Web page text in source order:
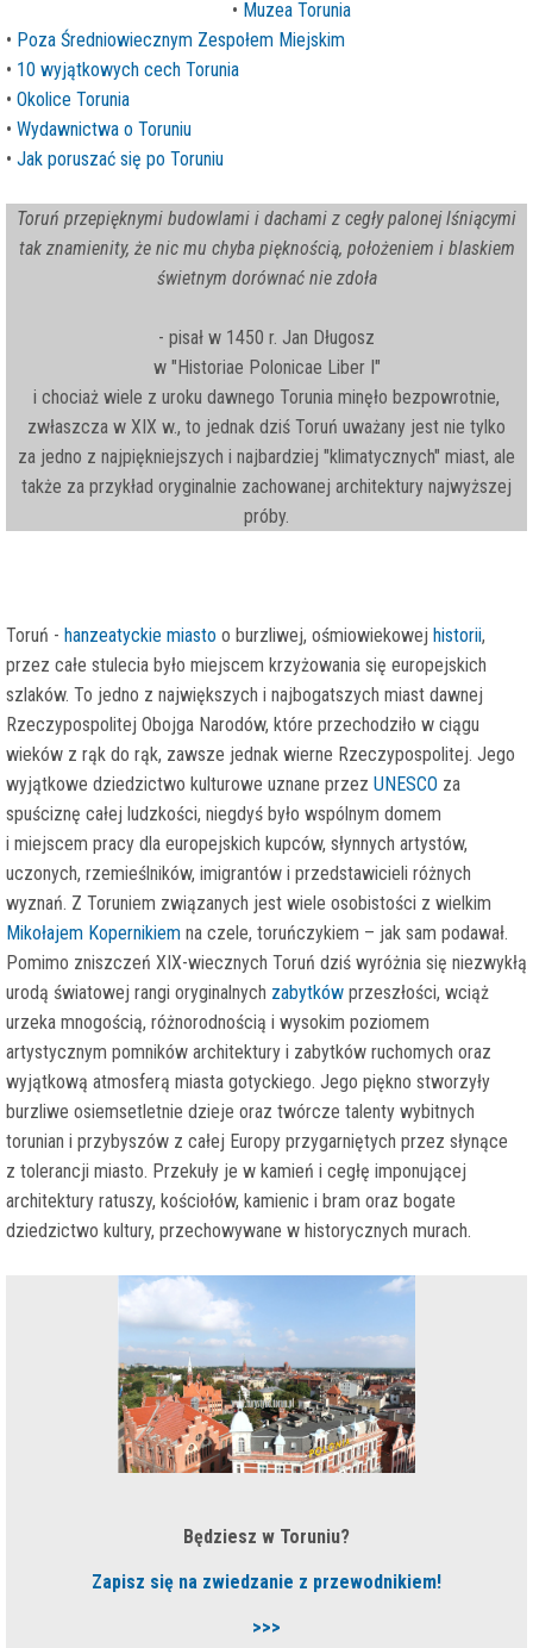
• Muzea Torunia
• Poza Średniowiecznym Zespołem Miejskim
• 10 wyjątkowych cech Torunia
• Okolice Torunia
• Wydawnictwa o Toruniu
• Jak poruszać się po Toruniu
Toruń przepięknymi budowlami i dachami z cegły palonej lśniącymi
tak znamienity, że nic mu chyba pięknością, położeniem i blaskiem
świetnym dorównać nie zdoła
- pisał w 1450 r. Jan Długosz
w "Historiae Polonicae Liber I"
i chociaż wiele z uroku dawnego Torunia minęło bezpowrotnie,
zwłaszcza w XIX w., to jednak dziś Toruń uważany jest nie tylko
za jedno z najpiękniejszych i najbardziej "klimatycznych" miast, ale
także za przykład oryginalnie zachowanej architektury najwyższej
próby.
Toruń - hanzeatyckie miasto o burzliwej, ośmiowiekowej historii,
przez całe stulecia było miejscem krzyżowania się europejskich
szlaków. To jedno z największych i najbogatszych miast dawnej
Rzeczypospolitej Obojga Narodów, które przechodziło w ciągu
wieków z rąk do rąk, zawsze jednak wierne Rzeczypospolitej. Jego
wyjątkowe dziedzictwo kulturowe uznane przez UNESCO za
spuściznę całej ludzkości, niegdyś było wspólnym domem
i miejscem pracy dla europejskich kupców, słynnych artystów,
uczonych, rzemieślników, imigrantów i przedstawicieli różnych
wyznań. Z Toruniem związanych jest wiele osobistości z wielkim
Mikołajem Kopernikiem na czele, toruńczykiem – jak sam podawał.
Pomimo zniszczeń XIX-wiecznych Toruń dziś wyróżnia się niezwykłą
urodą światowej rangi oryginalnych zabytków przeszłości, wciąż
urzeka mnogością, różnorodnością i wysokim poziomem
artystycznym pomników architektury i zabytków ruchomych oraz
wyjątkową atmosferą miasta gotyckiego. Jego piękno stworzyły
burzliwe osiemsetletnie dzieje oraz twórcze talenty wybitnych
torunian i przybyszów z całej Europy przygarniętych przez słynące
z tolerancji miasto. Przekuły je w kamień i cegłę imponującej
architektury ratuszy, kościołów, kamienic i bram oraz bogate
dziedzictwo kultury, przechowywane w historycznych murach.
Będziesz w Toruniu?
Zapisz się na zwiedzanie z przewodnikiem!
>>>